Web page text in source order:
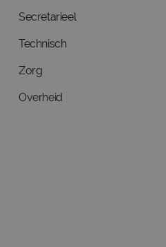
Secretarieel
Technisch
Zorg
Overheid